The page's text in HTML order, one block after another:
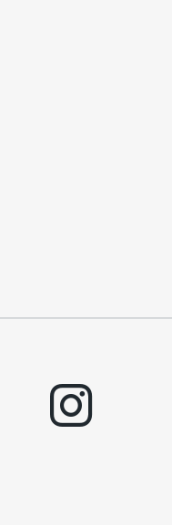
instagram